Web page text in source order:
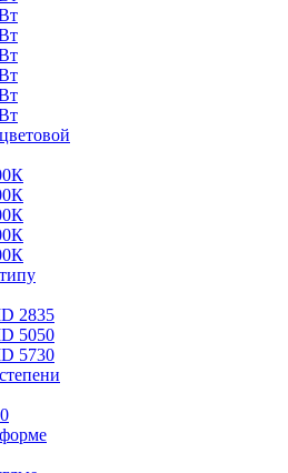
2835
5050
5730